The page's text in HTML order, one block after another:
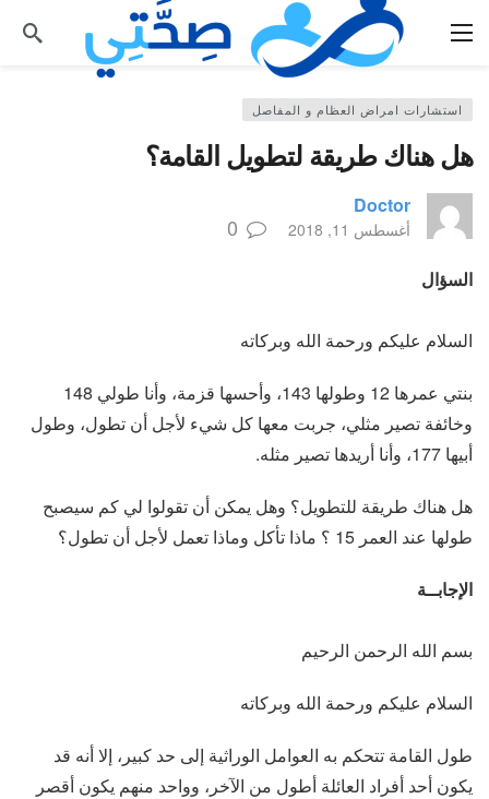
استشارات امراض العظام و المفاصل
هل هناك طريقة لتطويل القامة؟
Doctor
أغسطس 11, 2018 0
السؤال
السلام عليكم ورحمة الله وبركاته
بنتي عمرها 12 وطولها 143، وأحسها قزمة، وأنا طولي 148
وخائفة تصير مثلي، جربت معها كل شيء لأجل أن تطول، وطول
أبيها 177، وأنا أريدها تصير مثله.
هل هناك طريقة للتطويل؟ وهل يمكن أن تقولوا لي كم سيصبح
طولها عند العمر 15 ؟ ماذا تأكل وماذا تعمل لأجل أن تطول؟
الإجابــة
بسم الله الرحمن الرحيم
السلام عليكم ورحمة الله وبركاته
طول القامة تتحكم به العوامل الوراثية إلى حد كبير، إلا أنه قد
يكون أحد أفراد العائلة أطول من الآخر، وواحد منهم يكون أقصر